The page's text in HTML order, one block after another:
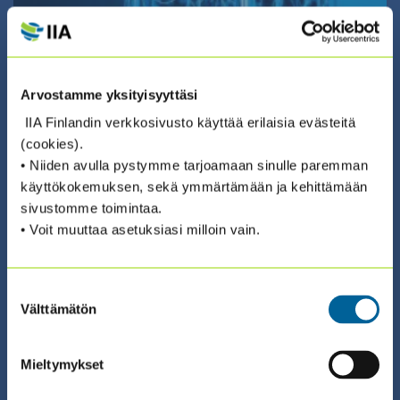
Arvostamme yksityisyyttäsi
IIA Finlandin verkkosivusto käyttää erilaisia evästeitä
(cookies).
• Niiden avulla pystymme tarjoamaan sinulle paremman
käyttökokemuksen, sekä ymmärtämään ja kehittämään
sivustomme toimintaa.
• Voit muuttaa asetuksiasi milloin vain.
valinta
Välttämätön
Mieltymykset
28.08.2026 08:30 / Verkkokoulutus
AIHEKOHTAISET VAATIMUKSET
TIETOTURVAN TARKASTAMISEN
NÄKÖKULMASTA
ILMOITTAUDU ›
COSO ERM – RISKIENHALLINNAN